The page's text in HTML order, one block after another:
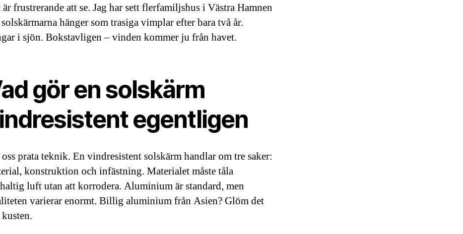
är frustrerande att se. Jag har sett flerfamiljshus i Västra Hamnen
hänger som trasiga vimplar efter bara två år.
i sjön. Bokstavligen – vinden kommer ju från havet.
gör en solskärm
egentligen
prata teknik. En vindresistent solskärm handlar om tre saker:
konstruktion och infästning. Materialet måste tåla
luft utan att korrodera. Aluminium är standard, men
varierar enormt. Billig aluminium från Asien? Glöm det